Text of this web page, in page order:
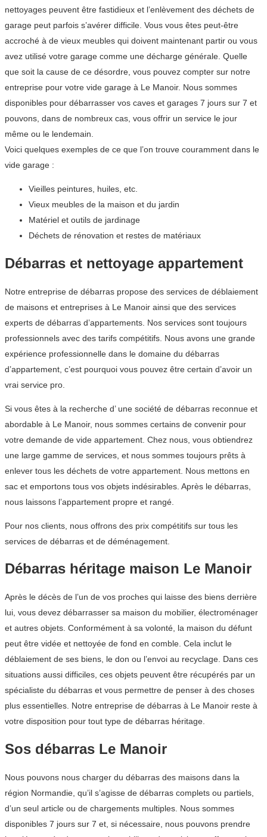
nettoyages peuvent être fastidieux et l’enlèvement des déchets de
garage peut parfois s’avérer difficile. Vous vous êtes peut-être
accroché à de vieux meubles qui doivent maintenant partir ou vous
avez utilisé votre garage comme une décharge générale. Quelle
que soit la cause de ce désordre, vous pouvez compter sur notre
entreprise pour votre vide garage à Le Manoir. Nous sommes
disponibles pour débarrasser vos caves et garages 7 jours sur 7 et
pouvons, dans de nombreux cas, vous offrir un service le jour
même ou le lendemain.
Voici quelques exemples de ce que l’on trouve couramment dans le
vide garage :
Vieilles peintures, huiles, etc.
Vieux meubles de la maison et du jardin
Matériel et outils de jardinage
Déchets de rénovation et restes de matériaux
Débarras et nettoyage appartement
Notre entreprise de débarras propose des services de déblaiement
de maisons et entreprises à Le Manoir ainsi que des services
experts de débarras d’appartements. Nos services sont toujours
professionnels avec des tarifs compétitifs. Nous avons une grande
expérience professionnelle dans le domaine du débarras
d’appartement, c’est pourquoi vous pouvez être certain d’avoir un
vrai service pro.
Si vous êtes à la recherche d’ une société de débarras reconnue et
abordable à Le Manoir, nous sommes certains de convenir pour
votre demande de vide appartement. Chez nous, vous obtiendrez
une large gamme de services, et nous sommes toujours prêts à
enlever tous les déchets de votre appartement. Nous mettons en
sac et emportons tous vos objets indésirables. Après le débarras,
nous laissons l’appartement propre et rangé.
Pour nos clients, nous offrons des prix compétitifs sur tous les
services de débarras et de déménagement.
Débarras héritage maison Le Manoir
Après le décès de l’un de vos proches qui laisse des biens derrière
lui, vous devez débarrasser sa maison du mobilier, électroménager
et autres objets. Conformément à sa volonté, la maison du défunt
peut être vidée et nettoyée de fond en comble. Cela inclut le
déblaiement de ses biens, le don ou l’envoi au recyclage. Dans ces
situations aussi difficiles, ces objets peuvent être récupérés par un
spécialiste du débarras et vous permettre de penser à des choses
plus essentielles. Notre entreprise de débarras à Le Manoir reste à
votre disposition pour tout type de débarras héritage.
Sos débarras Le Manoir
Nous pouvons nous charger du débarras des maisons dans la
région Normandie, qu’il s’agisse de débarras complets ou partiels,
d’un seul article ou de chargements multiples. Nous sommes
disponibles 7 jours sur 7 et, si nécessaire, nous pouvons prendre